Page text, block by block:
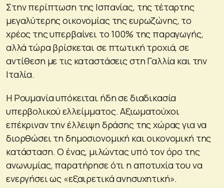
Στην περίπτωση της Ισπανίας, της τέταρτης
μεγαλύτερης οικονομίας της ευρωζώνης, το
χρέος της υπερβαίνει το 100% της παραγωγής,
αλλά τώρα βρίσκεται σε πτωτική τροχιά, σε
αντίθεση με τις καταστάσεις στη Γαλλία και την
Ιταλία.
Η Ρουμανία υπόκειται ήδη σε διαδικασία
υπερβολικού ελλείμματος. Αξιωματούχοι
επέκριναν την έλλειψη δράσης της χώρας για να
διορθώσει τη δημοσιονομική και οικονομική της
κατάσταση. Ο ένας, μιλώντας υπό τον όρο της
ανωνυμίας, παρατήρησε ότι η αποτυχία του να
ενεργήσει ως «εξαιρετικά ανησυχητική».